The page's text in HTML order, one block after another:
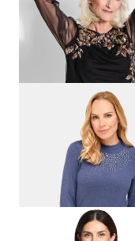
GOLDNER
49,95 €79,95 €
30-Tage-Bestpreis**: 59,95
49,95 €
30-Tage-Bestpreis**: 39,95 €